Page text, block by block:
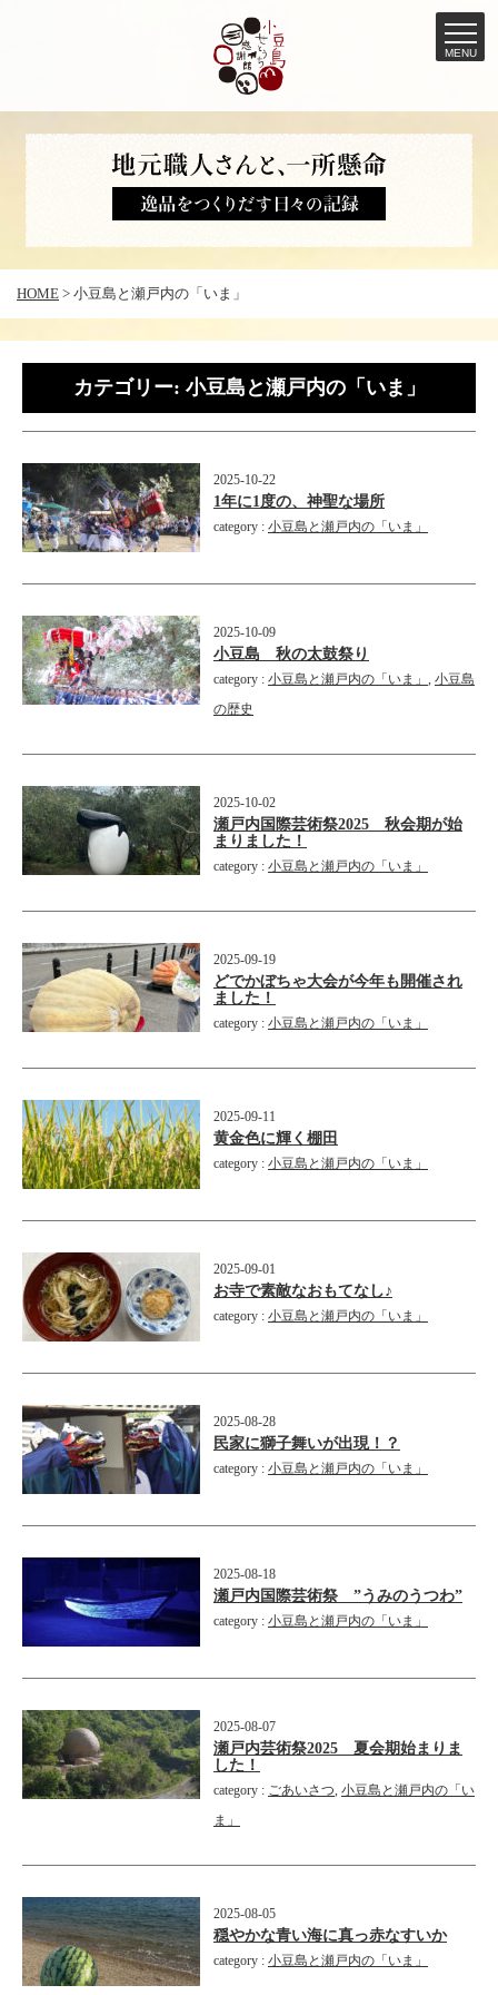
へ
MENU
HOME > 小豆島と瀬戸内の「いま」
カテゴリー: 小豆島と瀬戸内の「いま」
2025-10-22
1年に1度の、神聖な場所
category : 小豆島と瀬戸内の「いま」
2025-10-09
小豆島 秋の太鼓祭り
category : 小豆島と瀬戸内の「いま」 , 小豆島
の歴史
2025-10-02
瀬戸内国際芸術祭2025 秋会期が始
まりました！
category : 小豆島と瀬戸内の「いま」
2025-09-19
どでかぼちゃ大会が今年も開催され
ました！
category : 小豆島と瀬戸内の「いま」
2025-09-11
黄金色に輝く棚田
category : 小豆島と瀬戸内の「いま」
2025-09-01
お寺で素敵なおもてなし♪
category : 小豆島と瀬戸内の「いま」
2025-08-28
民家に獅子舞いが出現！？
category : 小豆島と瀬戸内の「いま」
2025-08-18
瀬戸内国際芸術祭 ”うみのうつわ”
category : 小豆島と瀬戸内の「いま」
2025-08-07
瀬戸内芸術祭2025 夏会期始まりま
した！
category : ごあいさつ, 小豆島と瀬戸内の「い
ま」
2025-08-05
穏やかな青い海に真っ赤なすいか
category : 小豆島と瀬戸内の「いま」